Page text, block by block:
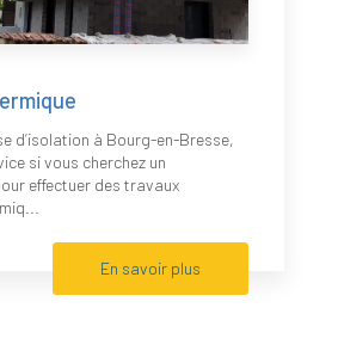
d’isolation à Bourg-en-Bresse,
si vous cherchez un
effectuer des travaux
En savoir plus